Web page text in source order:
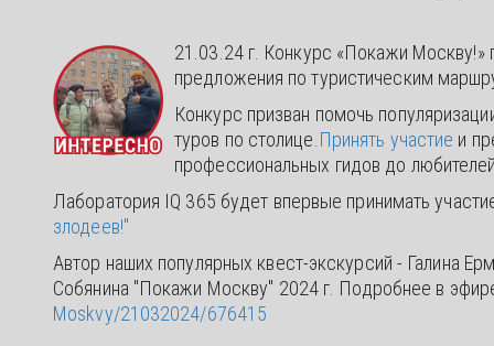
21.03.24 г. Конкурс «Покажи Москву!»
предложения по туристическим
Конкурс призван помочь
туров по столице. Принять участие и
профессиональных гидов до
Лаборатория IQ 365 будет впервые принимать
злодеев!"
Автор наших популярных квест-экскурсий - Галина
Собянина "Покажи Москву" 2024 г. Подробнее в
Moskvy/21032024/676415